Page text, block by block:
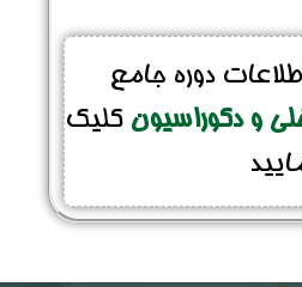
دوره جامع
و دکوراسیون کلیک